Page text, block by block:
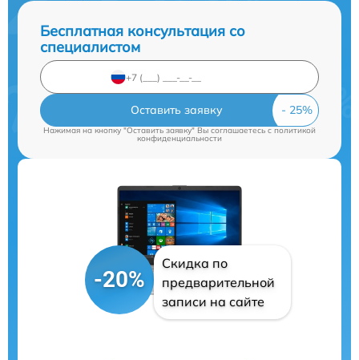
Бесплатная консультация со
специалистом
Оставить заявку
Нажимая на кнопку "Оставить заявку" Вы соглашаетесь cполитикой
конфиденциальности
-20%
Скидка по
предварительной
записи на сайте